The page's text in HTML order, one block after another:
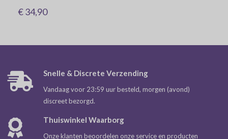
€ 34,90
Snelle & Discrete Verzending
Vandaag voor 23:59 uur besteld, morgen (avond)
discreet bezorgd.
Thuiswinkel Waarborg
Onze klanten beoordelen onze service en producten